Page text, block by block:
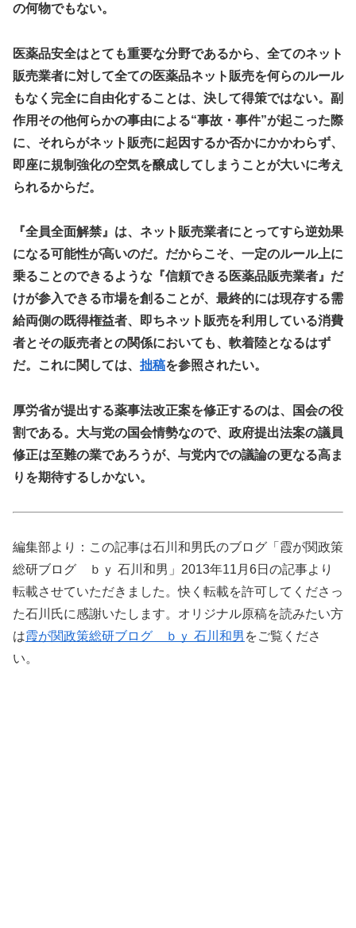
の何物でもない。
医薬品安全はとても重要な分野であるから、全てのネット
販売業者に対して全ての医薬品ネット販売を何らのルール
もなく完全に自由化することは、決して得策ではない。副
作用その他何らかの事由による“事故・事件”が起こった際
に、それらがネット販売に起因するか否かにかかわらず、
即座に規制強化の空気を醸成してしまうことが大いに考え
られるからだ。
『全員全面解禁』は、ネット販売業者にとってすら逆効果
になる可能性が高いのだ。だからこそ、一定のルール上に
乗ることのできるような『信頼できる医薬品販売業者』だ
けが参入できる市場を創ることが、最終的には現存する需
給両側の既得権益者、即ちネット販売を利用している消費
者とその販売者との関係においても、軟着陸となるはず
だ。これに関しては、 拙稿を参照されたい。
厚労省が提出する薬事法改正案を修正するのは、国会の役
割である。大与党の国会情勢なので、政府提出法案の議員
修正は至難の業であろうが、与党内での議論の更なる高ま
りを期待するしかない。
編集部より：この記事は石川和男氏のブログ「霞が関政策
総研ブログ ｂｙ 石川和男」2013年11月6日の記事より
転載させていただきました。快く転載を許可してくださっ
た石川氏に感謝いたします。オリジナル原稿を読みたい方
は霞が関政策総研ブログ ｂｙ 石川和男 をご覧くださ
い。